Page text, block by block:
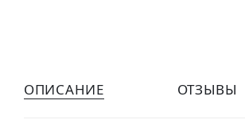
ОПИСАНИЕ ОТЗЫВЫ